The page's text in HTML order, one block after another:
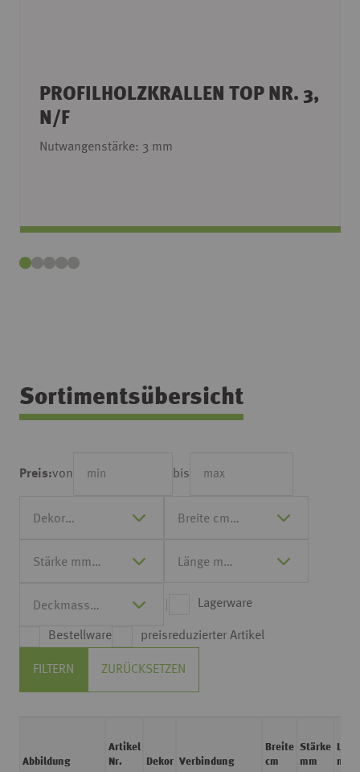
PROFILHOLZKRALLEN TOP NR. 3,
N/F
Nutwangenstärke: 3 mm
Sortimentsübersicht
Preis:von bis
Lagerware
Bestellware preisreduzierter Artikel
FILTERN ZURÜCKSETZEN
Abbildung
Artikel
Nr.
Dekor Verbindung
Breite
cm
Stärke
mm
m